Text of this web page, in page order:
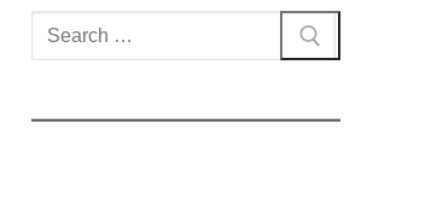
Cari: